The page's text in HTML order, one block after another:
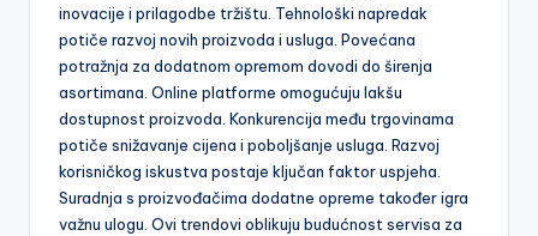
inovacije i prilagodbe tržištu. Tehnološki napredak
potiče razvoj novih proizvoda i usluga. Povećana
potražnja za dodatnom opremom dovodi do širenja
asortimana. Online platforme omogućuju lakšu
dostupnost proizvoda. Konkurencija među trgovinama
potiče snižavanje cijena i poboljšanje usluga. Razvoj
korisničkog iskustva postaje ključan faktor uspjeha.
Suradnja s proizvođačima dodatne opreme također igra
važnu ulogu. Ovi trendovi oblikuju budućnost servisa za